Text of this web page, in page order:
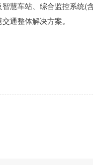
慧车站、综合监控系统
通整体解决方案。